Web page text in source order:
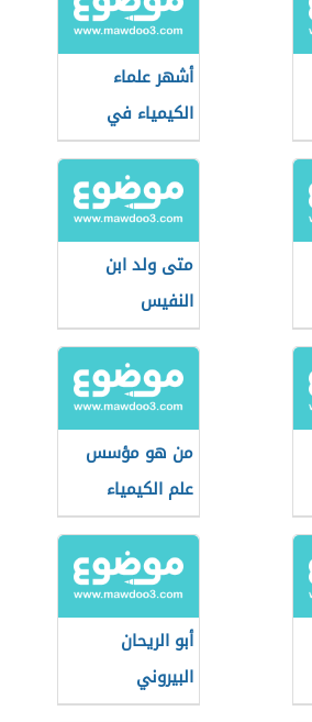
أشهر علماء
الكيمياء في
العصر الحديث
متى ولد ابن
النفيس
من هو مؤسس
علم الكيمياء
أبو الريحان
البيروني